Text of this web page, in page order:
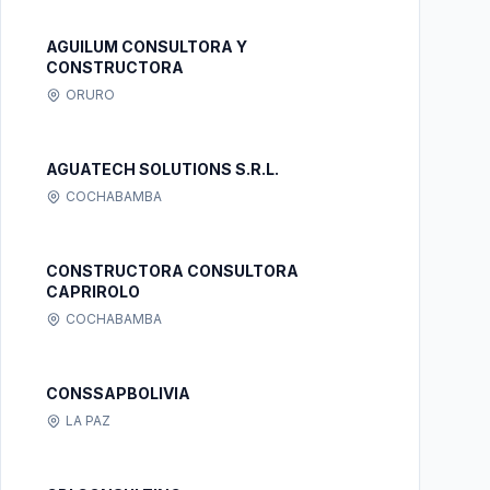
AGUILUM CONSULTORA Y
CONSTRUCTORA
ORURO
AGUATECH SOLUTIONS S.R.L.
COCHABAMBA
CONSTRUCTORA CONSULTORA
CAPRIROLO
COCHABAMBA
CONSSAPBOLIVIA
LA PAZ